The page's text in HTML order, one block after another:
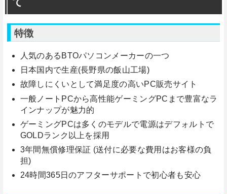
特徴
人気のあるBTOパソコンメーカーの一つ
日本国内で生産(長野県の飯山工場)
故障しにくいとして満足度の高いPC販売サイト
一般ノートPCから高性能ゲーミングPCまで豊富なラ
インナップが魅力的
ゲーミングPCは多くのモデルで電源はデフォルトで
GOLDランク以上を採用
3年間無償修理保証 (送付に必要な費用はお客様の負
担)
24時間365日のアフターサポートで初心者も安心